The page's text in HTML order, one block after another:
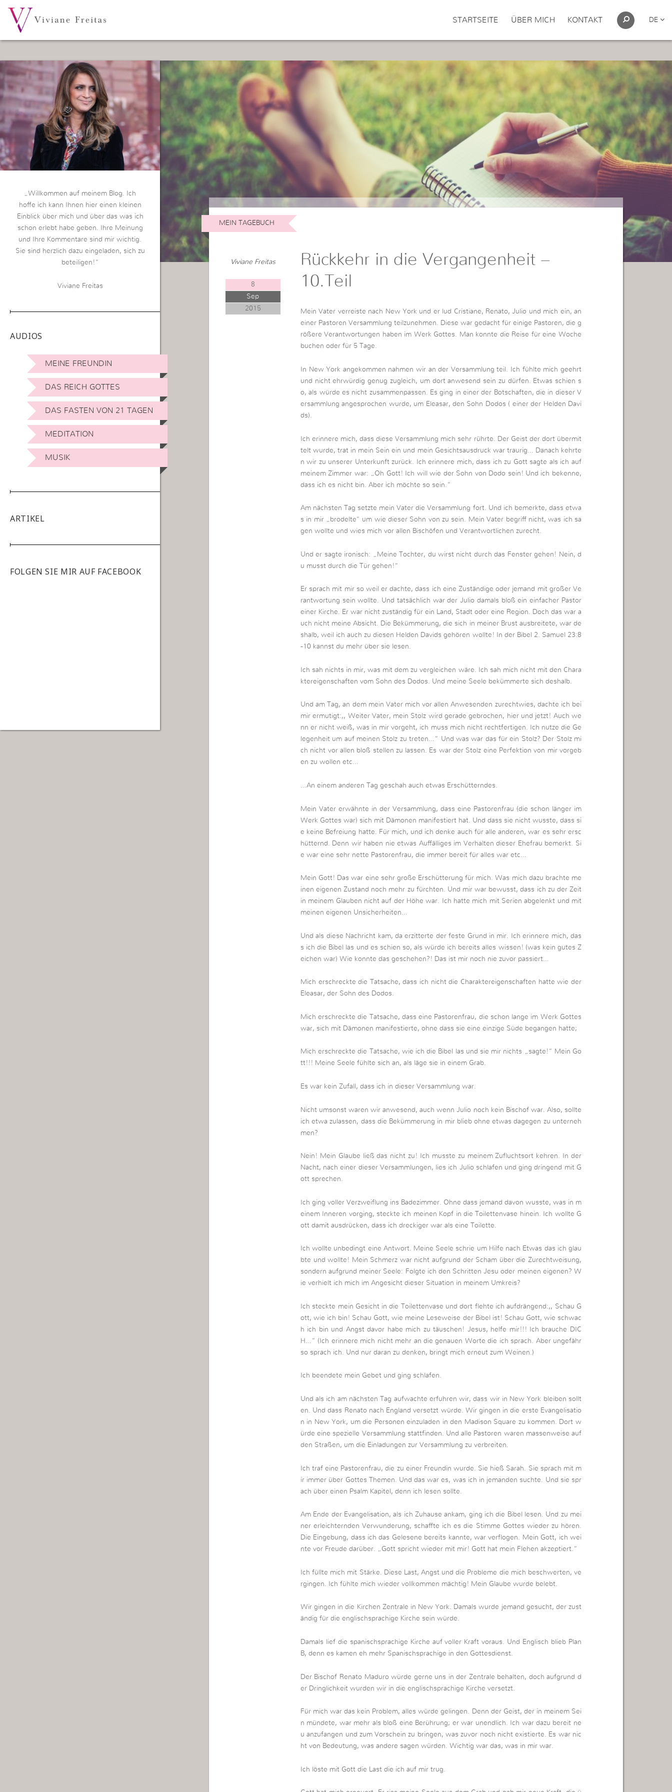
STARTSEITE ÜBER MICH KONTAKT DE
„Willkommen auf meinem Blog. Ich
hoffe ich kann Ihnen hier einen kleinen
Einblick über mich und über das was ich
schon erlebt habe geben. Ihre Meinung
und Ihre Kommentare sind mir wichtig.
Sie sind herzlich dazu eingeladen, sich zu
beteiligen!“
Viviane Freitas
AUDIOS
MEINE FREUNDIN
DAS REICH GOTTES
DAS FASTEN VON 21 TAGEN
MEDITATION
MUSIK
ARTIKEL
FOLGEN SIE MIR AUF FACEBOOK
MEIN TAGEBUCH
Viviane Freitas
8
Sep
2015
Rückkehr in die Vergangenheit –
10.Teil
Mein Vater verreiste nach New York und er lud Cristiane, Renato, Julio und mich ein, an
einer Pastoren Versammlung teilzunehmen. Diese war gedacht für einige Pastoren, die g
rößere Verantwortungen haben im Werk Gottes. Man konnte die Reise für eine Woche
buchen oder für 5 Tage.
In New York angekommen nahmen wir an der Versammlung teil. Ich fühlte mich geehrt
und nicht ehrwürdig genug zugleich, um dort anwesend sein zu dürfen. Etwas schien s
o, als würde es nicht zusammenpassen. Es ging in einer der Botschaften, die in dieser V
ersammlung angesprochen wurde, um Eleasar, den Sohn Dodos ( einer der Helden Davi
ds).
Ich erinnere mich, dass diese Versammlung mich sehr rührte. Der Geist der dort übermit
telt wurde, trat in mein Sein ein und mein Gesichtsausdruck war traurig… Danach kehrte
n wir zu unserer Unterkunft zurück. Ich erinnere mich, dass ich zu Gott sagte als ich auf
meinem Zimmer war: „Oh Gott! Ich will wie der Sohn von Dodo sein! Und ich bekenne,
dass ich es nicht bin. Aber ich möchte so sein.“
Am nächsten Tag setzte mein Vater die Versammlung fort. Und ich bemerkte, dass etwa
s in mir „brodelte“ um wie dieser Sohn von zu sein. Mein Vater begriff nicht, was ich sa
gen wollte und wies mich vor allen Bischöfen und Verantwortlichen zurecht.
Und er sagte ironisch: „Meine Tochter, du wirst nicht durch das Fenster gehen! Nein, d
u musst durch die Tür gehen!“
Er sprach mit mir so weil er dachte, dass ich eine Zuständige oder jemand mit großer Ve
rantwortung sein wollte. Und tatsächlich war der Julio damals bloß ein einfacher Pastor
einer Kirche. Er war nicht zuständig für ein Land, Stadt oder eine Region. Doch das war a
uch nicht meine Absicht. Die Bekümmerung, die sich in meiner Brust ausbreitete, war de
shalb, weil ich auch zu diesen Helden Davids gehören wollte! In der Bibel 2. Samuel 23:8
-10 kannst du mehr über sie lesen.
Ich sah nichts in mir, was mit dem zu vergleichen wäre. Ich sah mich nicht mit den Chara
ktereigenschaften vom Sohn des Dodos. Und meine Seele bekümmerte sich deshalb.
Und am Tag, an dem mein Vater mich vor allen Anwesenden zurechtwies, dachte ich bei
mir ermutigt:,, Weiter Vater, mein Stolz wird gerade gebrochen, hier und jetzt! Auch we
nn er nicht weiß, was in mir vorgeht, ich muss mich nicht rechtfertigen. Ich nutze die Ge
legenheit um auf meinen Stolz zu treten…“ Und was war das für ein Stolz? Der Stolz mi
ch nicht vor allen bloß stellen zu lassen. Es war der Stolz eine Perfektion von mir vorgeb
en zu wollen etc…
…An einem anderen Tag geschah auch etwas Erschütterndes.
Mein Vater erwähnte in der Versammlung, dass eine Pastorenfrau (die schon länger im
Werk Gottes war) sich mit Dämonen manifestiert hat. Und dass sie nicht wusste, dass si
e keine Befreiung hatte. Für mich, und ich denke auch für alle anderen, war es sehr ersc
hütternd. Denn wir haben nie etwas Auffälliges im Verhalten dieser Ehefrau bemerkt. Si
e war eine sehr nette Pastorenfrau, die immer bereit für alles war etc…
Mein Gott! Das war eine sehr große Erschütterung für mich. Was mich dazu brachte me
inen eigenen Zustand noch mehr zu fürchten. Und mir war bewusst, dass ich zu der Zeit
in meinem Glauben nicht auf der Höhe war. Ich hatte mich mit Serien abgelenkt und mit
meinen eigenen Unsicherheiten…
Und als diese Nachricht kam, da erzitterte der feste Grund in mir. Ich erinnere mich, das
s ich die Bibel las und es schien so, als würde ich bereits alles wissen! (was kein gutes Z
eichen war) Wie konnte das geschehen?! Das ist mir noch nie zuvor passiert…
Mich erschreckte die Tatsache, dass ich nicht die Charaktereigenschaften hatte wie der
Eleasar, der Sohn des Dodos.
Mich erschreckte die Tatsache, dass eine Pastorenfrau, die schon lange im Werk Gottes
war, sich mit Dämonen manifestierte, ohne dass sie eine einzige Süde begangen hatte;
Mich erschreckte die Tatsache, wie ich die Bibel las und sie mir nichts „sagte!“ Mein Go
tt!!! Meine Seele fühlte sich an, als läge sie in einem Grab.
Es war kein Zufall, dass ich in dieser Versammlung war.
Nicht umsonst waren wir anwesend, auch wenn Julio noch kein Bischof war. Also, sollte
ich etwa zulassen, dass die Bekümmerung in mir blieb ohne etwas dagegen zu unterneh
men?
Nein! Mein Glaube ließ das nicht zu! Ich musste zu meinem Zufluchtsort kehren. In der
Nacht, nach einer dieser Versammlungen, lies ich Julio schlafen und ging dringend mit G
ott sprechen.
Ich ging voller Verzweiflung ins Badezimmer. Ohne dass jemand davon wusste, was in m
einem Inneren vorging, steckte ich meinen Kopf in die Toilettenvase hinein. Ich wollte G
ott damit ausdrücken, dass ich dreckiger war als eine Toilette.
Ich wollte unbedingt eine Antwort. Meine Seele schrie um Hilfe nach Etwas das ich glau
bte und wollte! Mein Schmerz war nicht aufgrund der Scham über die Zurechtweisung,
sondern aufgrund meiner Seele: Folgte ich den Schritten Jesu oder meinen eigenen? W
ie verhielt ich mich im Angesicht dieser Situation in meinem Umkreis?
Ich steckte mein Gesicht in die Toilettenvase und dort flehte ich aufdrängend:,, Schau G
ott, wie ich bin! Schau Gott, wie meine Leseweise der Bibel ist! Schau Gott, wie schwac
h ich bin und Angst davor habe mich zu täuschen! Jesus, helfe mir!!! Ich brauche DIC
H…“ (Ich erinnere mich nicht mehr an die genauen Worte die ich sprach. Aber ungefähr
so sprach ich. Und nur daran zu denken, bringt mich erneut zum Weinen.)
Ich beendete mein Gebet und ging schlafen.
Und als ich am nächsten Tag aufwachte erfuhren wir, dass wir in New York bleiben sollt
en. Und dass Renato nach England versetzt würde. Wir gingen in die erste Evangelisatio
n in New York, um die Personen einzuladen in den Madison Square zu kommen. Dort w
ürde eine spezielle Versammlung stattfinden. Und alle Pastoren waren massenweise auf
den Straßen, um die Einladungen zur Versammlung zu verbreiten.
Ich traf eine Pastorenfrau, die zu einer Freundin wurde. Sie hieß Sarah. Sie sprach mit m
ir immer über Gottes Themen. Und das war es, was ich in jemanden suchte. Und sie spr
ach über einen Psalm Kapitel, denn ich lesen sollte.
Am Ende der Evangelisation, als ich Zuhause ankam, ging ich die Bibel lesen. Und zu mei
ner erleichternden Verwunderung, schaffte ich es die Stimme Gottes wieder zu hören.
Die Eingebung, dass ich das Gelesene bereits kannte, war verflogen. Mein Gott, ich wei
nte vor Freude darüber. „Gott spricht wieder mit mir! Gott hat mein Flehen akzeptiert.“
Ich füllte mich mit Stärke. Diese Last, Angst und die Probleme die mich beschwerten, ve
rgingen. Ich fühlte mich wieder vollkommen mächtig! Mein Glaube wurde belebt.
Wir gingen in die Kirchen Zentrale in New York. Damals wurde jemand gesucht, der zust
ändig für die englischsprachige Kirche sein würde.
Damals lief die spanischsprachige Kirche auf voller Kraft voraus. Und Englisch blieb Plan
B, denn es kamen eh mehr Spanischsprachige in den Gottesdienst.
Der Bischof Renato Maduro würde gerne uns in der Zentrale behalten, doch aufgrund d
er Dringlichkeit wurden wir in die englischsprachige Kirche versetzt.
Für mich war das kein Problem, alles würde gelingen. Denn der Geist, der in meinem Sei
n mündete, war mehr als bloß eine Berührung; er war unendlich. Ich war dazu bereit ne
u anzufangen und zum Vorschein zu bringen, was zuvor noch nicht existierte. Es war nic
ht von Bedeutung, was andere sagen würden. Wichtig war das, was in mir war.
Ich löste mit Gott die Last die ich auf mir trug.